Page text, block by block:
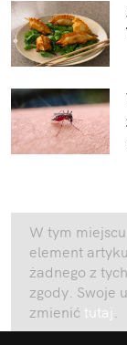
W tym
element
żadnego z
zgody. Swoje
zmienić tutaj .